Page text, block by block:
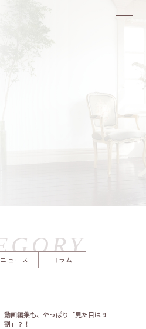
ニュース コラム
動画編集も、やっぱり「見た目は９
割」？！